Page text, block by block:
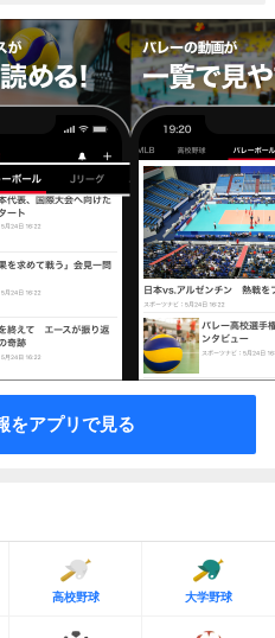
をアプリで見る
高校野球 大学野球